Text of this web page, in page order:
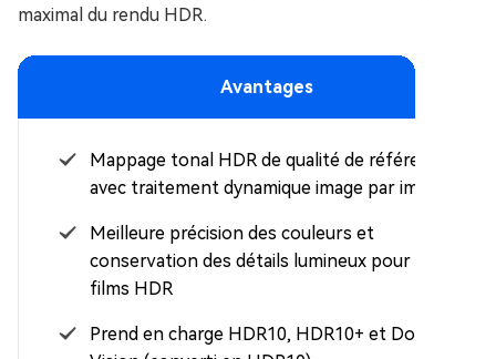
maximal du rendu HDR.
Avantages
Mappage tonal HDR de qualité de référence
avec traitement dynamique image par image
Meilleure précision des couleurs et
conservation des détails lumineux pour les
films HDR
Prend en charge HDR10, HDR10+ et Dolby